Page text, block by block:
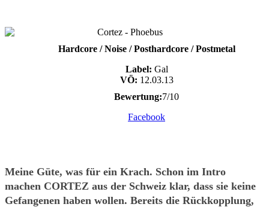
Hardcore / Noise / Posthardcore / Postmetal
Label: Gal
VÖ: 12.03.13
Bewertung:7/10
Facebook
Meine Güte, was für ein Krach. Schon im Intro
machen CORTEZ aus der Schweiz klar, dass sie keine
Gefangenen haben wollen. Bereits die Rückkopplung,